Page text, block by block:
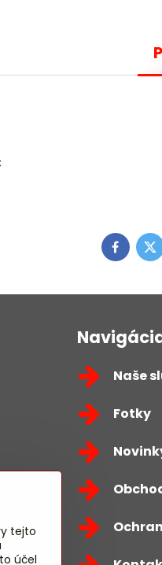
Naše
Fotky
tejto
účel